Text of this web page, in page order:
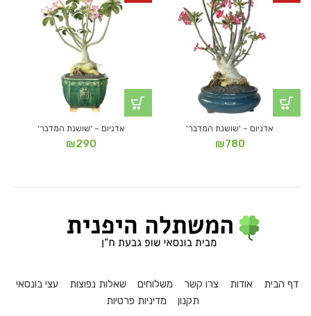
אדניום – 'שושנת המדבר'
₪780
אדניום – 'שושנת המדבר'
₪290
דף הבית אודות צרו קשר משלוחים שאלות נפוצות
עצי בונסאי
תקנון
מדיניות פרטיות